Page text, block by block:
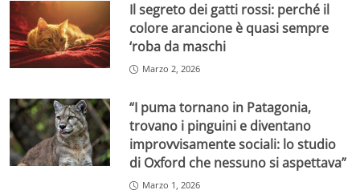
Il segreto dei gatti rossi: perché il
colore arancione è quasi sempre
‘roba da maschi
Marzo 2, 2026
“I puma tornano in Patagonia,
trovano i pinguini e diventano
improvvisamente sociali: lo studio
di Oxford che nessuno si aspettava”
Marzo 1, 2026